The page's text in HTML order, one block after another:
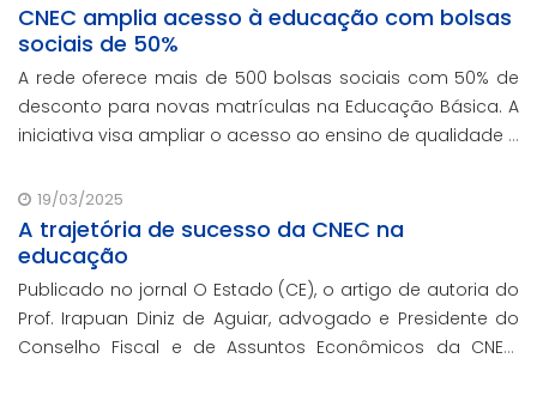
CNEC amplia acesso à educação com bolsas
sociais de 50%
A rede oferece mais de 500 bolsas sociais com 50% de
desconto para novas matrículas na Educação Básica. A
iniciativa visa ampliar o acesso ao ensino de qualidade e
19/03/2025
A trajetória de sucesso da CNEC na
educação
Publicado no jornal O Estado (CE), o artigo de autoria do
Prof. Irapuan Diniz de Aguiar, advogado e Presidente do
Conselho Fiscal e de Assuntos Econômicos da CNEC,